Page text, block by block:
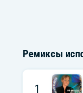
Ремиксы
1